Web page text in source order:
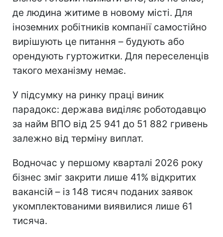
де людина житиме в новому місті. Для
іноземних робітників компанії самостійно
вирішують це питання – будують або
орендують гуртожитки. Для переселенців
такого механізму немає.
У підсумку на ринку праці виник
парадокс: держава виділяє роботодавцю
за найм ВПО від 25 941 до 51 882 гривень
залежно від терміну виплат.
Водночас у першому кварталі 2026 року
бізнес зміг закрити лише 41% відкритих
вакансій – із 148 тисяч поданих заявок
укомплектованими виявилися лише 61
тисяча.